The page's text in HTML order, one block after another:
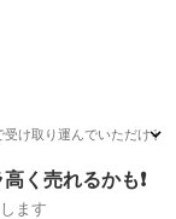
け取り運んでいただける
く売れるかも❗️
ます